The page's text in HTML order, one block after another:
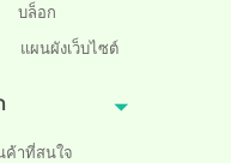
บล็อก
แผนผังเว็บไซต์
ค้าที่สนใจ